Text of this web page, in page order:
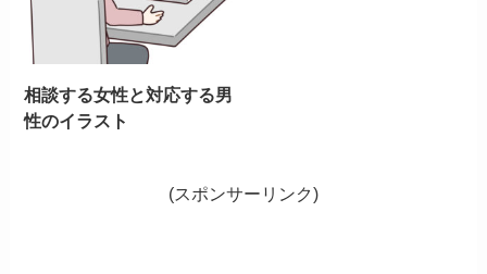
相談する女性と対応する男
性のイラスト
(スポンサーリンク)